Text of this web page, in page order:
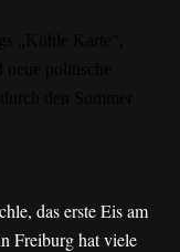
das erste Eis am
Freiburg hat viele